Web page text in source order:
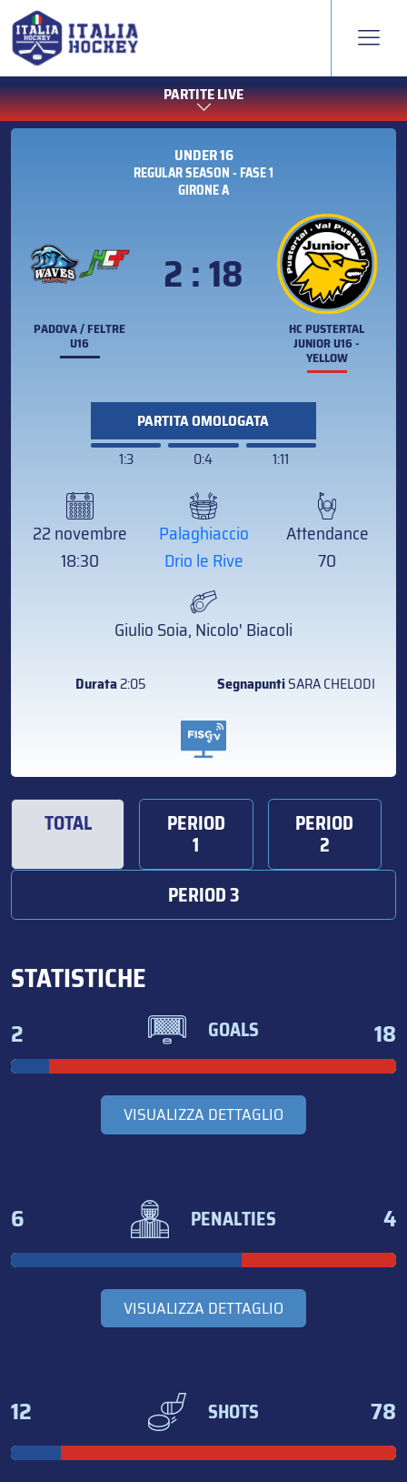
PARTITE LIVE
UNDER 16
REGULAR SEASON - FASE 1
GIRONE A
PADOVA / FELTRE
U16
2 : 18
HC PUSTERTAL
JUNIOR U16 -
YELLOW
PARTITA OMOLOGATA
1:3
0:4 1:11
22 novembre
18:30
Palaghiaccio
Drio le Rive
Attendance
70
Giulio Soia, Nicolo' Biacoli
Durata2:05 SegnapuntiSARA CHELODI
TOTAL PERIOD
1
PERIOD
2
PERIOD 3
STATISTICHE
2 GOALS 18
VISUALIZZA DETTAGLIO
6 PENALTIES 4
VISUALIZZA DETTAGLIO
12 SHOTS 78